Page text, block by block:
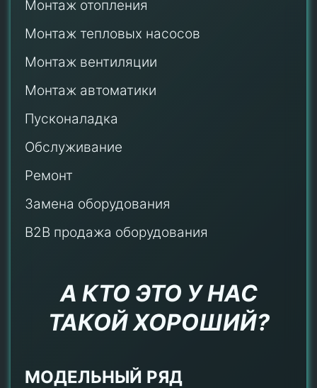
Монтаж отопления
Монтаж тепловых насосов
Монтаж вентиляции
Монтаж автоматики
Пусконаладка
Обслуживание
Ремонт
Замена оборудования
B2B продажа оборудования
А КТО ЭТО У НАС
ТАКОЙ ХОРОШИЙ?
МОДЕЛЬНЫЙ РЯД